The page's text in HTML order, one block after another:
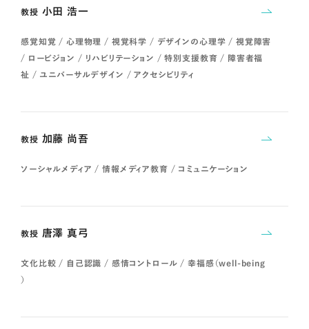
教授 小田 浩一
感覚知覚 / 心理物理 / 視覚科学 / デザインの心理学 / 視覚障害
/ ロービジョン / リハビリテーション / 特別支援教育 / 障害者福
祉 / ユニバーサルデザイン / アクセシビリティ
教授 加藤 尚吾
ソーシャルメディア / 情報メディア教育 / コミュニケーション
教授 唐澤 真弓
文化比較 / 自己認識 / 感情コントロール / 幸福感（well-being
）